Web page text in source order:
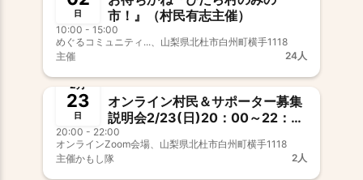
日
市！』（村民有志主催）
10:00 - 15:00
めぐるコミュニティ...、山梨県北杜市白州町横手1118
主催
24人
終了
2月
23
日
オンライン村民＆サポーター募集
説明会2/23(日)20：00～22：
00
20:00 - 22:00
オンラインZoom会場、山梨県北杜市白州町横手1118
主催かもし隊 2人
終了